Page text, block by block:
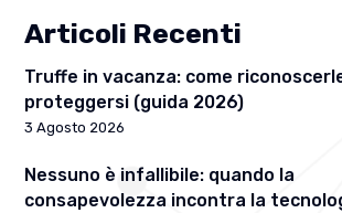
Articoli Recenti
Truffe in vacanza: come
proteggersi (guida 2026)
3 Agosto 2026
Nessuno è infallibile: quando la
consapevolezza incontra la